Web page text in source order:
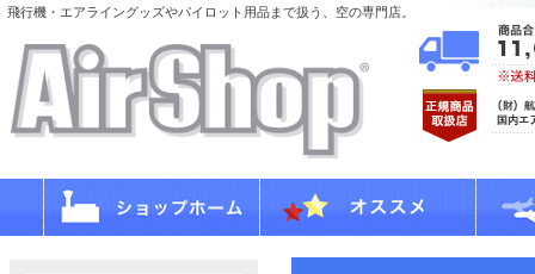
飛行機・エアライングッズやパイロット用品まで扱う、空の専門店。